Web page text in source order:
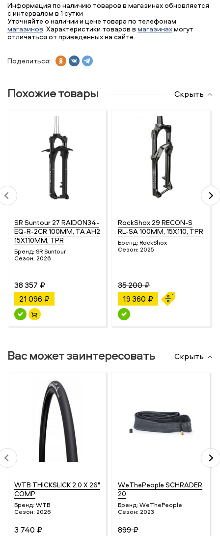
Информация по наличию товаров в магазинах обновляется
с интервалом в 1 сутки
Уточняйте о наличии и цене товара по телефонам
магазинов. Характеристики товаров в магазинахмогут
отличаться от приведенных на сайте.
Поделиться:
Похожие товары Скрыть
SR Suntour 27 RAIDON34-
EQ-R-2CR 100MM, TA AH2
15X110MM, TPR
Бренд: SR Suntour
Сезон: 2026
38 357 ₽
21 096 ₽
RockShox 29 RECON-S
RL-SA 100MM, 15X110, TPR
Бренд: RockShox
Сезон: 2025
35 200 ₽
19 360 ₽
Вас может заинтересовать Скрыть
WTB THICKSLICK 2.0 X 26"
COMP
Бренд: WTB
Сезон: 2026
3 740 ₽
WeThePeople SCHRADER
20
Бренд: WeThePeople
Сезон: 2023
899 ₽